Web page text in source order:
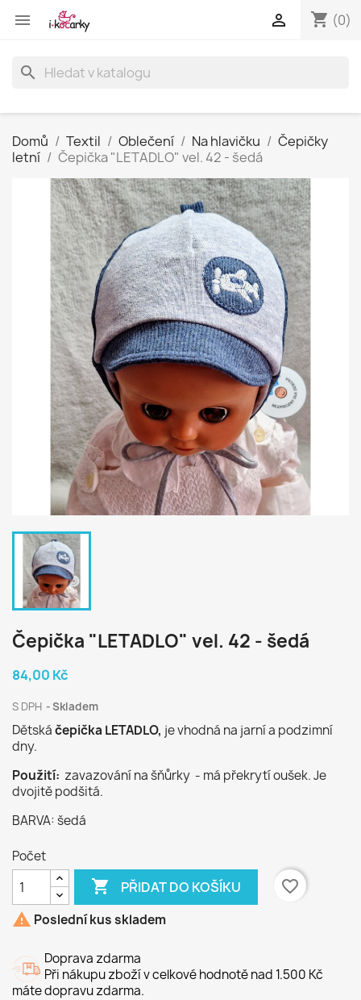
 shopping_cart (0)

search
Domů Textil Oblečení Na hlavičku
Čepičky
letní
Čepička "LETADLO" vel. 42 - šedá
Čepička "LETADLO" vel. 42 - šedá
84,00 Kč
S DPH Skladem
Dětskáčepička LETADLO, je vhodná na jarní a podzimní
dny.
Použití: zavazování na šňůrky - má překrytí oušek. Je
dvojitě podšitá.
BARVA: šedá
Počet
 PŘIDAT DO KOŠÍKU
favorite_border
 Poslední kus skladem
Doprava zdarma
Při nákupu zboží v celkové hodnotě nad 1.500 Kč
máte dopravu zdarma.